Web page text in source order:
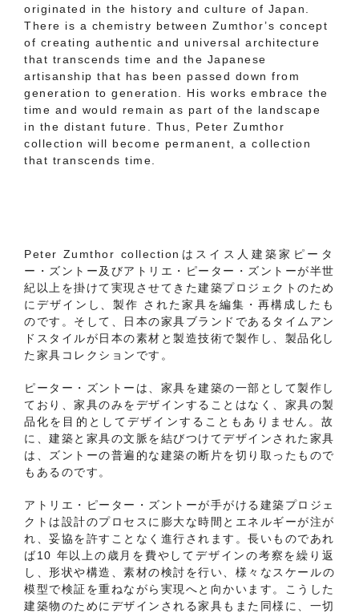
originated in the history and culture of Japan.
There is a chemistry between Zumthor’s concept
of creating authentic and universal architecture
that transcends time and the Japanese
artisanship that has been passed down from
generation to generation. His works embrace the
time and would remain as part of the landscape
in the distant future. Thus, Peter Zumthor
collection will become permanent, a collection
that transcends time.
Peter Zumthor collectionはスイス人建築家ピータ
ー・ズントー及びアトリエ・ピーター・ズントーが半世
紀以上を掛けて実現させてきた建築プロジェクトのため
にデザインし、製作 された家具を編集・再構成したも
のです。そして、日本の家具ブランドであるタイムアン
ドスタイルが日本の素材と製造技術で製作し、製品化し
た家具コレクションです。
ピーター・ズントーは、家具を建築の一部として製作し
ており、家具のみをデザインすることはなく、家具の製
品化を目的としてデザインすることもありません。故
に、建築と家具の文脈を結びつけてデザインされた家具
は、ズントーの普遍的な建築の断片を切り取ったもので
もあるのです。
アトリエ・ピーター・ズントーが手がける建築プロジェ
クトは設計のプロセスに膨大な時間とエネルギーが注が
れ、妥協を許すことなく進行されます。長いものであれ
ば10 年以上の歳月を費やしてデザインの考察を繰り返
し、形状や構造、素材の検討を行い、様々なスケールの
模型で検証を重ねながら実現へと向かいます。こうした
建築物のためにデザインされる家具もまた同様に、一切